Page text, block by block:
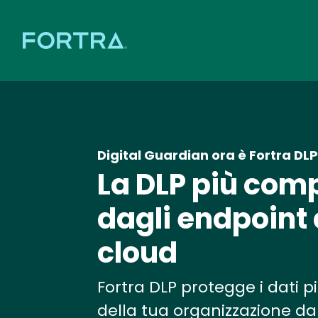
Digital Guardian ora è Fortra DLP
La DLP più
dagli endpoint
cloud
Fortra DLP protegge i dati
della tua organizzazione